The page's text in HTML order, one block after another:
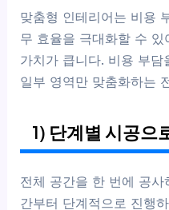
맞춤형 인테리어는 비용
무 효율을 극대화할 수
가치가 큽니다. 비용 부
일부 영역만 맞춤화하는
1) 단계별 시공으
전체 공간을 한 번에 공
간부터 단계적으로 진행